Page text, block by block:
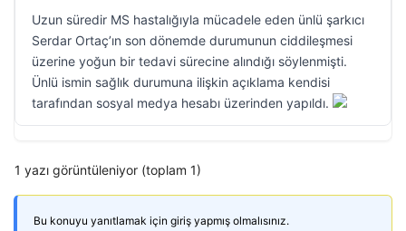
Uzun süredir MS hastalığıyla mücadele eden ünlü şarkıcı
Serdar Ortaç’ın son dönemde durumunun ciddileşmesi
üzerine yoğun bir tedavi sürecine alındığı söylenmişti.
Ünlü ismin sağlık durumuna ilişkin açıklama kendisi
tarafından sosyal medya hesabı üzerinden yapıldı.
1 yazı görüntüleniyor (toplam 1)
Bu konuyu yanıtlamak için giriş yapmış olmalısınız.